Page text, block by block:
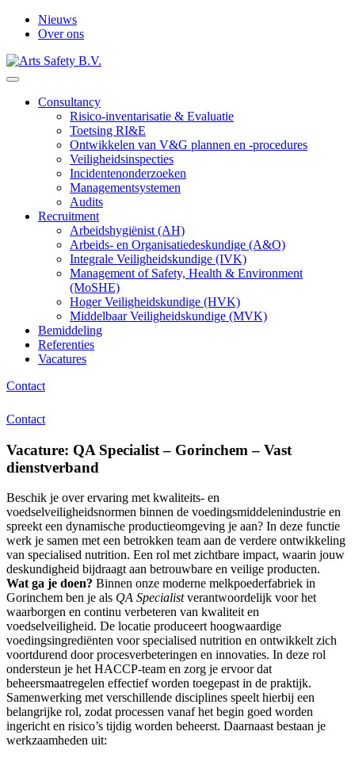
Nieuws
Over ons
Consultancy
Risico-inventarisatie & Evaluatie
Toetsing RI&E
Ontwikkelen van V&G plannen en -procedures
Veiligheidsinspecties
Incidentenonderzoeken
Managementsystemen
Audits
Recruitment
Arbeidshygiënist (AH)
Arbeids- en Organisatiedeskundige (A&O)
Integrale Veiligheidskundige (IVK)
Management of Safety, Health & Environment
(MoSHE)
Hoger Veiligheidskundige (HVK)
Middelbaar Veiligheidskundige (MVK)
Bemiddeling
Referenties
Vacatures
Contact
Contact
Vacature: QA Specialist – Gorinchem – Vast
dienstverband
Beschik je over ervaring met kwaliteits- en
voedselveiligheidsnormen binnen de voedingsmiddelenindustrie en
spreekt een dynamische productieomgeving je aan? In deze functie
werk je samen met een betrokken team aan de verdere ontwikkeling
van specialised nutrition. Een rol met zichtbare impact, waarin jouw
deskundigheid bijdraagt aan betrouwbare en veilige producten.
Wat ga je doen? Binnen onze moderne melkpoederfabriek in
Gorinchem ben je als QA Specialistverantwoordelijk voor het
waarborgen en continu verbeteren van kwaliteit en
voedselveiligheid. De locatie produceert hoogwaardige
voedingsingrediënten voor specialised nutrition en ontwikkelt zich
voortdurend door procesverbeteringen en innovaties. In deze rol
ondersteun je het HACCP-team en zorg je ervoor dat
beheersmaatregelen effectief worden toegepast in de praktijk.
Samenwerking met verschillende disciplines speelt hierbij een
belangrijke rol, zodat processen vanaf het begin goed worden
ingericht en risico’s tijdig worden beheerst. Daarnaast bestaan je
werkzaamheden uit: